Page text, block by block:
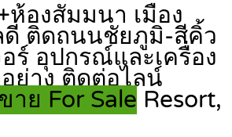
ห้องสัมมนา เมือง
ดี ติดถนนชัยภูมิ-สีคิ้ว
ร์ อุปกรณ์และเครื่อง
ย่าง ติดต่อไลน์
าย For Sale Resort,